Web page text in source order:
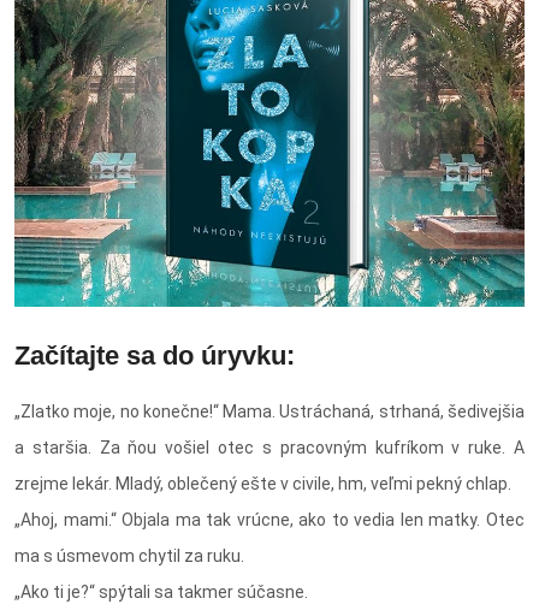
Začítajte sa do úryvku:
„Zlatko moje, no konečne!“ Mama. Ustráchaná, strhaná, šedivejšia
a staršia. Za ňou vošiel otec s pracovným kufríkom v ruke. A
zrejme lekár. Mladý, oblečený ešte v civile, hm, veľmi pekný chlap.
„Ahoj, mami.“ Objala ma tak vrúcne, ako to vedia len matky. Otec
ma s úsmevom chytil za ruku.
„Ako ti je?“ spýtali sa takmer súčasne.